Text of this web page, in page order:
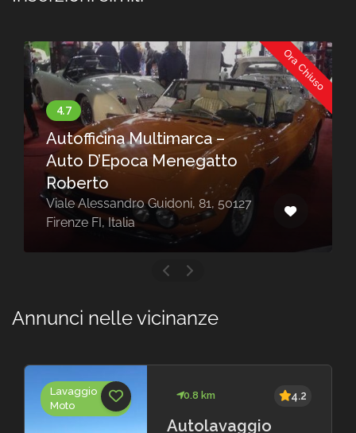
Ora Chiuso
Autofficina Multimarca –
Auto D’Epoca Menegatto
Roberto
Viale Alessandro Guidoni, 81, 50127
Firenze FI, Italia
Annunci nelle vicinanze
Lavaggio
Moto
0.8 km
Autolavaggio
4.2